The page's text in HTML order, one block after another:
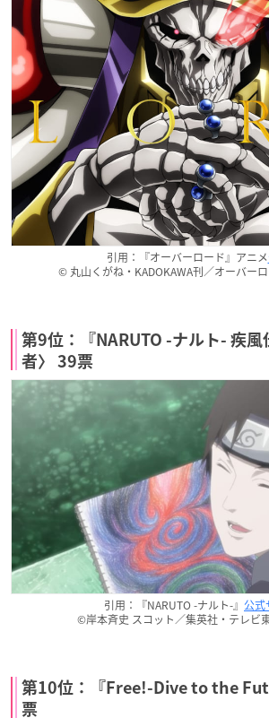
引用：『オーバーロード』アニメ
© 丸山くがね・KADOKAWA刊／オーバー
第9位：『NARUTO -ナルト- 疾風
者〉 39票
引用：『NARUTO -ナルト-』 公式
©岸本斉史 スコット／集英社・テレビ
第10位：『Free!-Dive to the
票